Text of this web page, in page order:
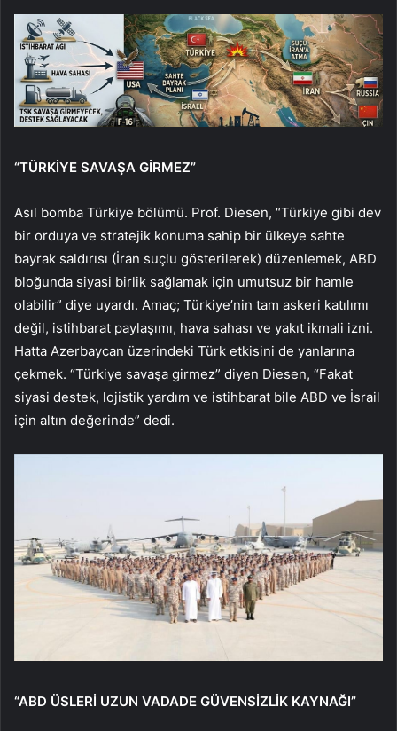
“TÜRKİYE SAVAŞA GİRMEZ”
Asıl bomba Türkiye bölümü. Prof. Diesen, “Türkiye gibi dev
bir orduya ve stratejik konuma sahip bir ülkeye sahte
bayrak saldırısı (İran suçlu gösterilerek) düzenlemek, ABD
bloğunda siyasi birlik sağlamak için umutsuz bir hamle
olabilir” diye uyardı. Amaç; Türkiye’nin tam askeri katılımı
değil, istihbarat paylaşımı, hava sahası ve yakıt ikmali izni.
Hatta Azerbaycan üzerindeki Türk etkisini de yanlarına
çekmek. “Türkiye savaşa girmez” diyen Diesen, “Fakat
siyasi destek, lojistik yardım ve istihbarat bile ABD ve İsrail
için altın değerinde” dedi.
“ABD ÜSLERİ UZUN VADADE GÜVENSİZLİK KAYNAĞI”